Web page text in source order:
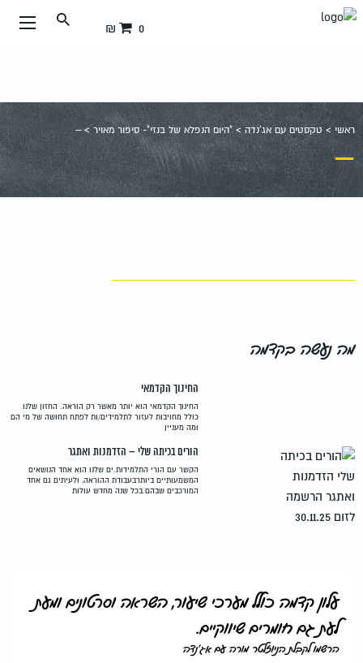
עבור
0 ₪
ראשי >טקסטים עם אג'נדה>"היום הנפלא של בנזי"- סיפור מאויר >
–
–
מה נעשה בקדמה
החינוך הקדמאי
החינוך הקדמאי הוא יותר מאשר רק הוראה. החזון שלנו
כולל מחויבות לעזור לתלמידים/ות לפתח תחושה של מי הם
ומה מעניין
הורים בכיתה שלי – הזדמנות ואתגר
הקשר עם הורי התלמידות.ים שלנו הוא אחד הנושאים
המשמעותיים ביותרבעבודת ההוראה, ולעיתים גם אחד
המורכבים שבהם.בכל שנה מחדש עולות
עלון קדמה כולל מערכי שיעור, השראה וסרטונים ומעת
לעת גם חומרים שיווקיים.
הרשמו לקבלת הניוזלטר מורה עם אג'נדה